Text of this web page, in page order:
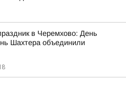
в Черемхово: День
Шахтера объединили